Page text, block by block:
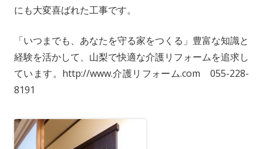
にも大変喜ばれた工事です。
「いつまでも、あなたを守る家をつくる」豊富な知識と
経験を活かして、山梨で快適な介護リフォームを追求し
ています。http://www.介護リフォーム.com 055-228-
8191